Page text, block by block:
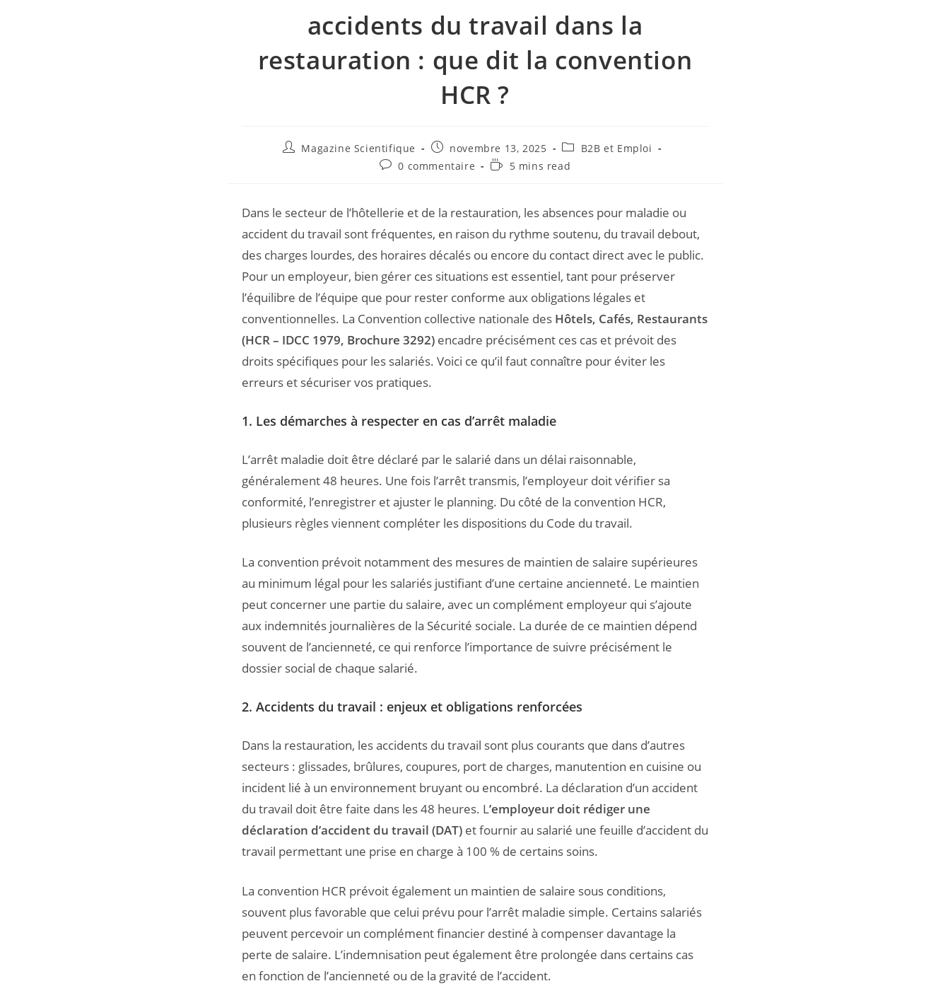
accidents du travail dans la
restauration : que dit la convention
HCR ?
Magazine Scientifique novembre 13, 2025
B2B et Emploi
0 commentaire
5 mins read
Dans le secteur de l’hôtellerie et de la restauration, les absences pour maladie ou
accident du travail sont fréquentes, en raison du rythme soutenu, du travail debout,
des charges lourdes, des horaires décalés ou encore du contact direct avec le public.
Pour un employeur, bien gérer ces situations est essentiel, tant pour préserver
l’équilibre de l’équipe que pour rester conforme aux obligations légales et
conventionnelles. La Convention collective nationale des Hôtels, Cafés, Restaurants
(HCR – IDCC 1979, Brochure 3292) encadre précisément ces cas et prévoit des
droits spécifiques pour les salariés. Voici ce qu’il faut connaître pour éviter les
erreurs et sécuriser vos pratiques.
1. Les démarches à respecter en cas d’arrêt maladie
L’arrêt maladie doit être déclaré par le salarié dans un délai raisonnable,
généralement 48 heures. Une fois l’arrêt transmis, l’employeur doit vérifier sa
conformité, l’enregistrer et ajuster le planning. Du côté de la convention HCR,
plusieurs règles viennent compléter les dispositions du Code du travail.
La convention prévoit notamment des mesures de maintien de salaire supérieures
au minimum légal pour les salariés justifiant d’une certaine ancienneté. Le maintien
peut concerner une partie du salaire, avec un complément employeur qui s’ajoute
aux indemnités journalières de la Sécurité sociale. La durée de ce maintien dépend
souvent de l’ancienneté, ce qui renforce l’importance de suivre précisément le
dossier social de chaque salarié.
2. Accidents du travail : enjeux et obligations renforcées
Dans la restauration, les accidents du travail sont plus courants que dans d’autres
secteurs : glissades, brûlures, coupures, port de charges, manutention en cuisine ou
incident lié à un environnement bruyant ou encombré. La déclaration d’un accident
du travail doit être faite dans les 48 heures. L’employeur doit rédiger une
déclaration d’accident du travail (DAT) et fournir au salarié une feuille d’accident du
travail permettant une prise en charge à 100 % de certains soins.
La convention HCR prévoit également un maintien de salaire sous conditions,
souvent plus favorable que celui prévu pour l’arrêt maladie simple. Certains salariés
peuvent percevoir un complément financier destiné à compenser davantage la
perte de salaire. L’indemnisation peut également être prolongée dans certains cas
en fonction de l’ancienneté ou de la gravité de l’accident.